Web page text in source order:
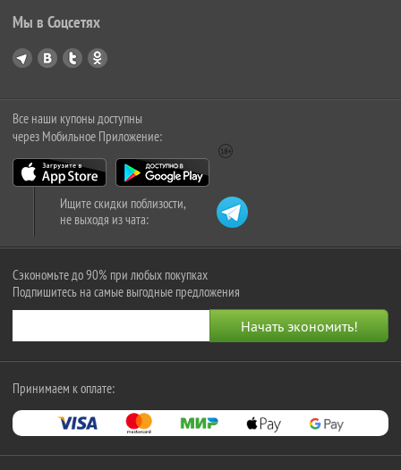
Мы в Соцсетях
Все наши купоны доступны
через Мобильное Приложение:
Ищите скидки поблизости,
не выходя из чата:
Сэкономьте до 90% при любых покупках
Подпишитесь на самые выгодные предложения
Принимаем к оплате: